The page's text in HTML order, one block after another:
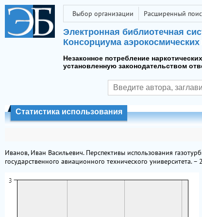
Выбор организации Расширенный
Электронная библиотечная
Консорциума
Незаконное потребление
установленную законодательством
Статистика использования
Иванов, Иван Васильевич. Перспективы использования
государственного авиационного технического университета.